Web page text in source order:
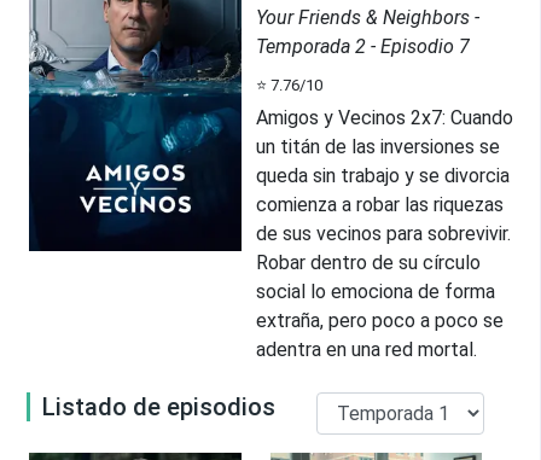
Your Friends & Neighbors -
Temporada 2 - Episodio 7
⭐ 7.76/10
Amigos y Vecinos 2x7: Cuando
un titán de las inversiones se
queda sin trabajo y se divorcia
comienza a robar las riquezas
de sus vecinos para sobrevivir.
Robar dentro de su círculo
social lo emociona de forma
extraña, pero poco a poco se
adentra en una red mortal.
Listado de episodios